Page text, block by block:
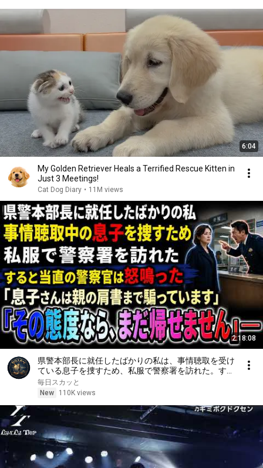
6:04
My Golden Retriever Heals a Terrified Rescue Kitten in
Just 3 Meetings!
Cat Dog Diary • 11M views
2:18:08
県警本部長に就任したばかりの私は、事情聴取を受け
ている息子を捜すため、私服で警察署を訪れた。する
と当直の警察官は「息子さんは親の肩書まで騙ってい
ます。その態度なら、まだ帰せません」と怒鳴った
毎日スカッと
New
110K views